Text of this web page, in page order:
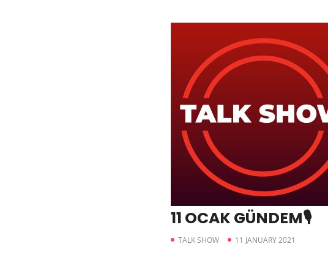
11 OCAK GÜNDEM🎙
TALK SHOW 11 JANUARY 2021